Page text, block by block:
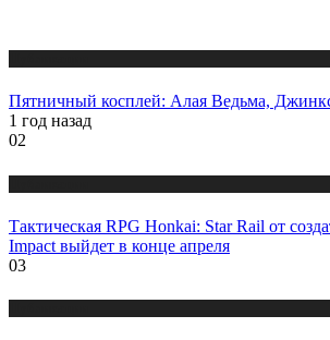
Пятничный косплей: Алая Ведьма,
1 год назад
02
Тактическая RPG Honkai: Star Rail от
Impact выйдет в конце апреля
03